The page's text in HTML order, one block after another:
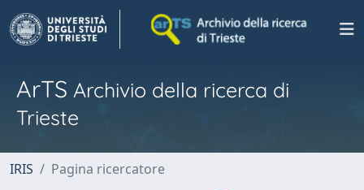
ArTS Archivio della ricerca di
Trieste
IRIS Pagina ricercatore